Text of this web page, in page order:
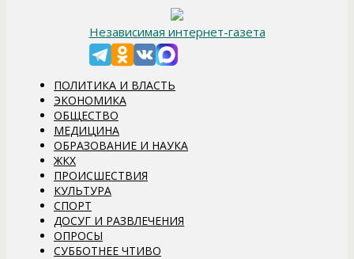
Независимая интернет-газета
ПОЛИТИКА И ВЛАСТЬ
ЭКОНОМИКА
ОБЩЕСТВО
МЕДИЦИНА
ОБРАЗОВАНИЕ И НАУКА
ЖКХ
ПРОИСШЕСТВИЯ
КУЛЬТУРА
СПОРТ
ДОСУГ И РАЗВЛЕЧЕНИЯ
ОПРОСЫ
СУББОТНЕЕ ЧТИВО